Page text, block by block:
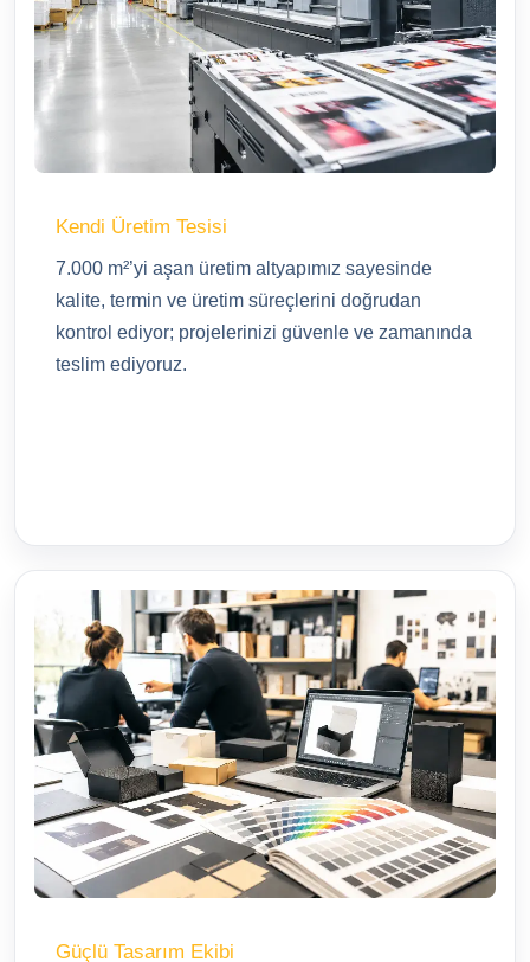
Kendi Üretim Tesisi
7.000 m²’yi aşan üretim altyapımız sayesinde
kalite, termin ve üretim süreçlerini doğrudan
kontrol ediyor; projelerinizi güvenle ve zamanında
teslim ediyoruz.
Güçlü Tasarım Ekibi